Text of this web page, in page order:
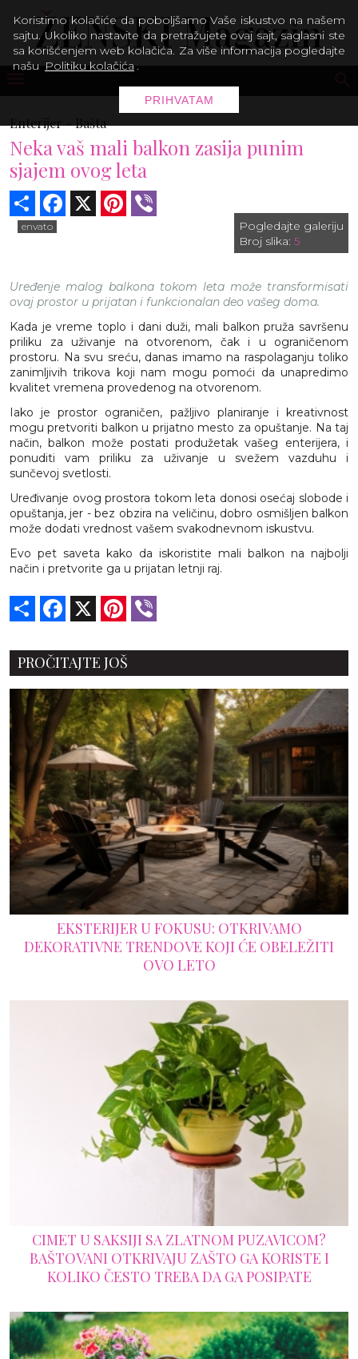
Enterijer -Bašta
Neka vaš mali balkon zasija punim
sjajem ovog leta
Share Facebook Pinterest
envato
Pogledajte galeriju
Broj slika: 5
Uređenje malog balkona tokom leta može transformisati
ovaj prostor u prijatan i funkcionalan deo vašeg doma.
Kada je vreme toplo i dani duži, mali balkon pruža savršenu
priliku za uživanje na otvorenom, čak i u ograničenom
prostoru. Na svu sreću, danas imamo na raspolaganju toliko
zanimljivih trikova koji nam mogu pomoći da unapredimo
kvalitet vremena provedenog na otvorenom.
Iako je prostor ograničen, pažljivo planiranje i kreativnost
mogu pretvoriti balkon u prijatno mesto za opuštanje. Na taj
način, balkon može postati produžetak vašeg enterijera, i
ponuditi vam priliku za uživanje u svežem vazduhu i
sunčevoj svetlosti.
Uređivanje ovog prostora tokom leta donosi osećaj slobode i
opuštanja, jer - bez obzira na veličinu, dobro osmišljen balkon
može dodati vrednost vašem svakodnevnom iskustvu.
Evo pet saveta kako da iskoristite mali balkon na najbolji
način i pretvorite ga u prijatan letnji raj.
Share Facebook Pinterest
PROČITAJTE JOŠ
EKSTERIJER U FOKUSU: OTKRIVAMO
DEKORATIVNE TRENDOVE KOJI ĆE OBELEŽITI
OVO LETO
CIMET U SAKSIJI SA ZLATNOM PUZAVICOM?
BAŠTOVANI OTKRIVAJU ZAŠTO GA KORISTE I
KOLIKO ČESTO TREBA DA GA POSIPATE
Koristimo kolačiće da poboljšamo Vaše iskustvo na našem
sajtu. Ukoliko nastavite da pretražujete ovaj sajt, saglasni ste
sa korišćenjem web kolačića. Za više informacija pogledajte
našu Politiku kolačića .
PRIHVATAM